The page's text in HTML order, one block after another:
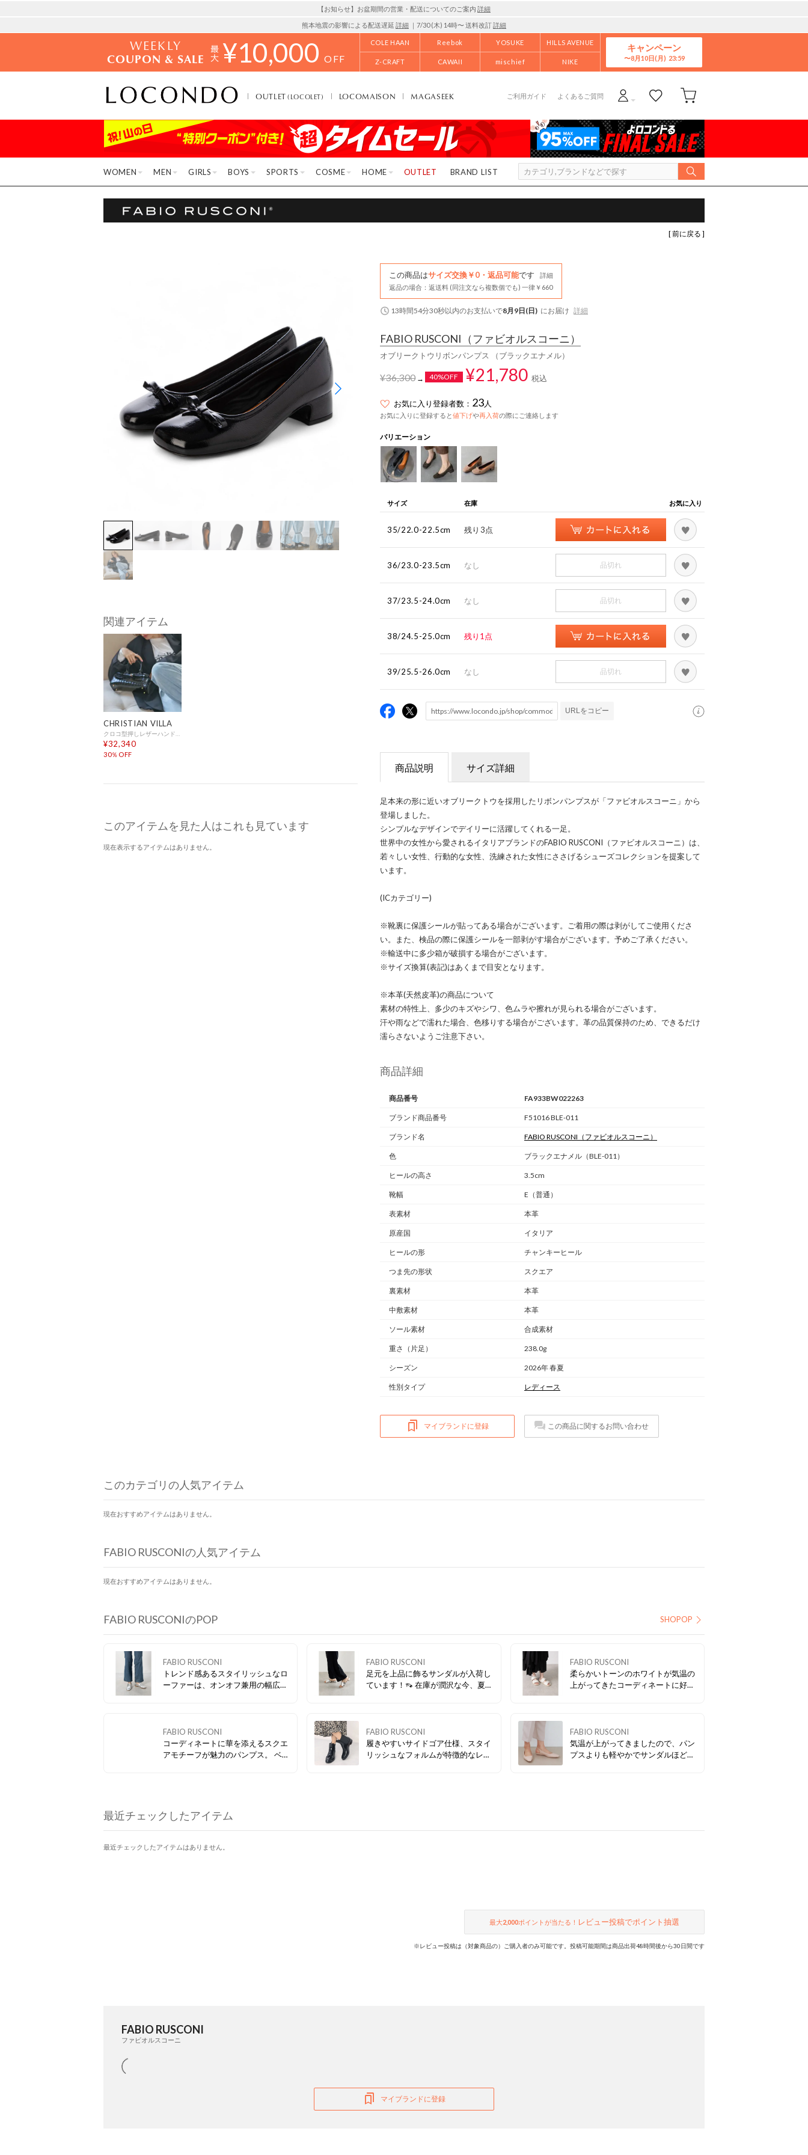
【お知らせ】お盆期間の営業・配送についてのご案内 詳細
熊本地震の影響による配送遅延 詳細 ｜7/30 (木) 14時〜 送料改訂詳細
WEEKLY
COUPON & SALE ¥10,000 OFF
COLE HAAN Reebok YOSUKE HILLS AVENUE
Z-CRAFT CAWAII mischief NIKE
キャンペーン
8月10日(月)
OUTLET(LOCOLET) LOCOMAISON MAGASEEK ご利用ガイド よくあるご質問
WOMEN MEN GIRLS BOYS SPORTS COSME HOME OUTLET BRAND LIST
[ 前に戻る ]
関連アイテム
CHRISTIAN VILLA
¥32,340
30％OFF
このアイテムを見た人はこれも見ています
現在表示するアイテムはありません。
この商品はサイズ交換￥0・返品可能です
詳細
返品の場合：返送料 (同注文なら複数個でも) 一律￥660
13時間54分29秒以内のお支払いで8月9日(日) にお届け 詳細
FABIO RUSCONI （ファビオルスコーニ）
オブリークトウリボンパンプス （ブラックエナメル）
¥36,300→ 40%OFF ¥21,780 税込
お気に入り登録者数： 23人
お気に入りに登録すると値下げや再入荷の際にご連絡します
バリエーション
サイズ 在庫 お気に入り
35/22.0-22.5cm 残り3点
36/23.0-23.5cm なし 品切れ
37/23.5-24.0cm なし 品切れ
38/24.5-25.0cm 残り1点
39/25.5-26.0cm なし 品切れ
URLをコピー
商品説明 サイズ詳細
足本来の形に近いオブリークトウを採用したリボンパンプスが「ファビオルスコーニ」から
登場しました。
シンプルなデザインでデイリーに活躍してくれる一足。
世界中の女性から愛されるイタリアブランドのFABIO RUSCONI（ファビオルスコーニ）は、
若々しい女性、行動的な女性、洗練された女性にささげるシューズコレクションを提案して
います。
(ICカテゴリー)
※靴裏に保護シールが貼ってある場合がございます。ご着用の際は剥がしてご使用くださ
い。また、検品の際に保護シールを一部剥がす場合がございます。予めご了承ください。
※輸送中に多少箱が破損する場合がございます。
※サイズ換算(表記)はあくまで目安となります。
※本革(天然皮革)の商品について
素材の特性上、多少のキズやシワ、色ムラや擦れが見られる場合がございます。
汗や雨などで濡れた場合、色移りする場合がございます。革の品質保持のため、できるだけ
濡らさないようご注意下さい。
商品詳細
商品番号 FA933BW022263
ブランド商品番号 F51016 BLE-011
ブランド名 FABIO RUSCONI （ファビオルスコーニ）
色 ブラックエナメル（BLE-011）
ヒールの高さ 3.5cm
靴幅 E（普通）
表素材 本革
原産国 イタリア
ヒールの形 チャンキーヒール
つま先の形状 スクエア
裏素材 本革
中敷素材 本革
ソール素材 合成素材
重さ （片足） 238.0g
シーズン 2026年 春夏
性別タイプ レディース
マイブランドに登録 この商品に関するお問い合わせ
このカテゴリの人気アイテム
現在おすすめアイテムはありません。
FABIO RUSCONIの人気アイテム
現在おすすめアイテムはありません。
FABIO RUSCONIのPOP SHOPOP
FABIO RUSCONI
トレンド感あるスタイリッシュなロ
ーファーは、オンオフ兼用の幅広い
FABIO RUSCONI
足元を上品に飾るサンダルが入荷し
ています！👡 在庫が潤沢な今、夏支
FABIO RUSCONI
柔らかいトーンのホワイトが気温の
上がってきたコーディネートに好相
FABIO RUSCONI
コーディネートに華を添えるスクエ
アモチーフが魅力のパンプス。 ベー
FABIO RUSCONI
履きやすいサイドゴア仕様、スタイ
リッシュなフォルムが特徴的なレイ
FABIO RUSCONI
気温が上がってきましたので、パン
プスよりも軽やかでサンダルほど砕
最近チェックしたアイテム
最近チェックしたアイテムはありません。
最大2,000ポイントが当たる！ レビュー投稿でポイント抽選
※レビュー投稿は（対象商品の）ご購入者のみ可能です。投稿可能期間は商品出荷48時間後から30日間です
FABIO RUSCONI
ファビオルスコーニ
マイブランドに登録